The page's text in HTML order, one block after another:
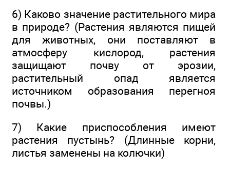
6) Каково значение растительного мира
в природе? (Растения являются пищей
для животных, они поставляют в
атмосферу кислород, растения
защищают почву от эрозии,
растительный опад является
источником образования перегноя
почвы.)
7) Какие приспособления имеют
растения пустынь? (Длинные корни,
листья заменены на колючки)